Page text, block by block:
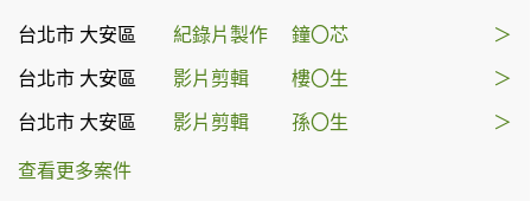
台北市 大安區 紀錄片製作 鐘〇芯 ＞
台北市 大安區 影片剪輯 樓〇生 ＞
台北市 大安區 影片剪輯 孫〇生 ＞
查看更多案件